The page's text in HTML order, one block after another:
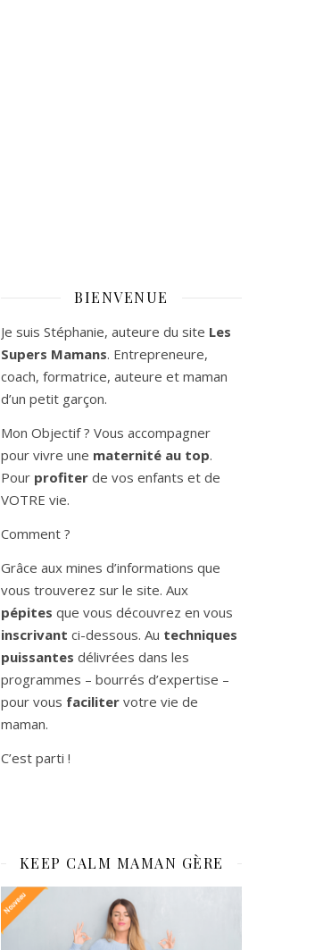
BIENVENUE
Je suis Stéphanie, auteure du site Les
Supers Mamans. Entrepreneure,
coach, formatrice, auteure et maman
d’un petit garçon.
Mon Objectif ? Vous accompagner
pour vivre une maternité au top.
Pour profiter de vos enfants et de
VOTRE vie.
Comment ?
Grâce aux mines d’informations que
vous trouverez sur le site. Aux
pépites que vous découvrez en vous
inscrivant ci-dessous. Au techniques
puissantes délivrées dans les
programmes – bourrés d’expertise –
pour vous faciliter votre vie de
maman.
C’est parti !
KEEP CALM MAMAN GÈRE